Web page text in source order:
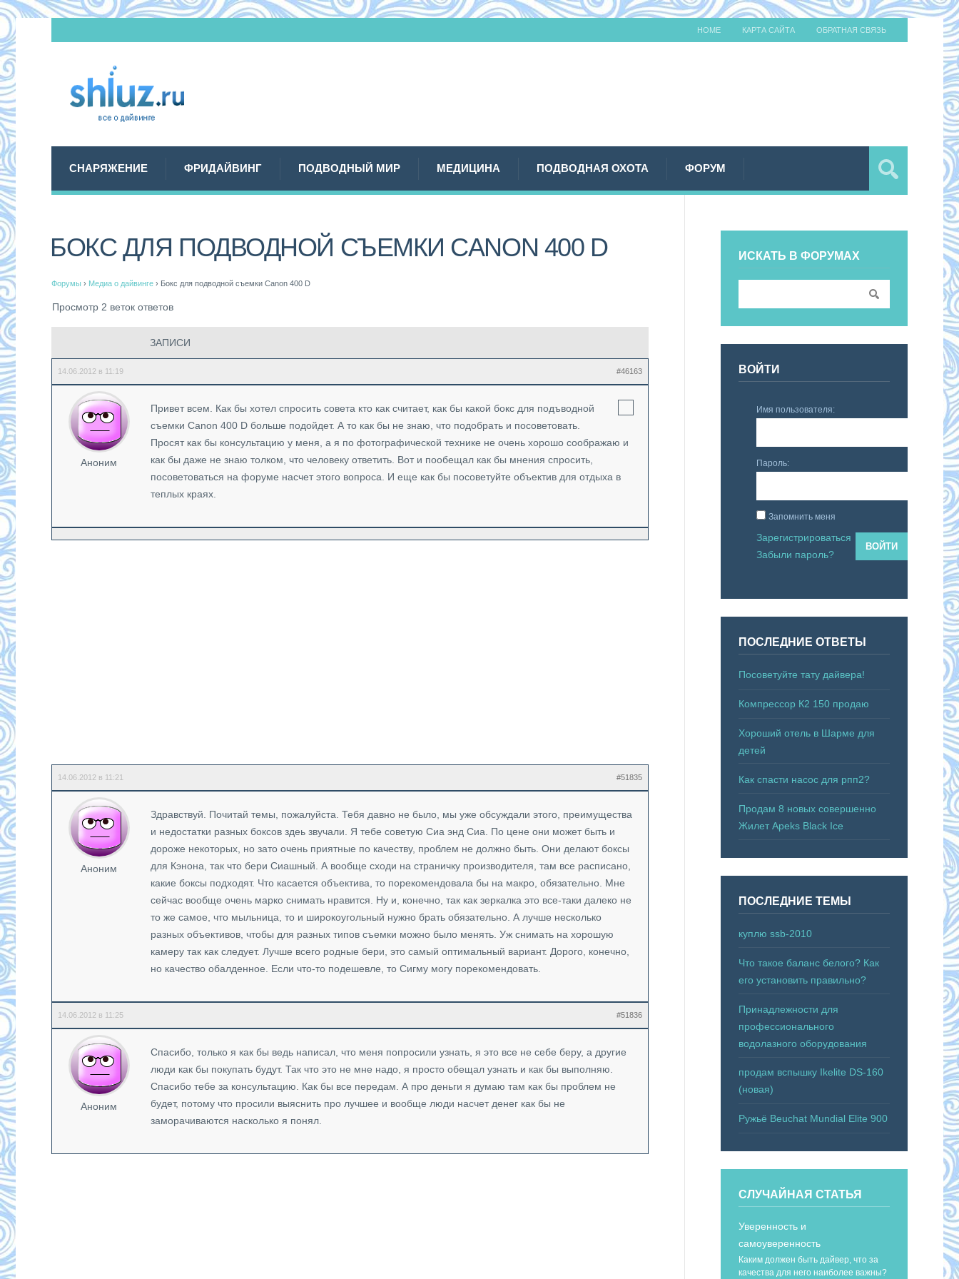
HOME КАРТА САЙТА ОБРАТНАЯ СВЯЗЬ
СНАРЯЖЕНИЕ ФРИДАЙВИНГ ПОДВОДНЫЙ МИР МЕДИЦИНА ПОДВОДНАЯ ОХОТА ФОРУМ
БОКС ДЛЯ ПОДВОДНОЙ СЪЕМКИ CANON 400 D
Форумы › Медиа о дайвинге › Бокс для подводной съемки Canon 400 D
Просмотр 2 веток ответов
ЗАПИСИ
14.06.2012 в 11:19 #46163
Аноним
Привет всем. Как бы хотел спросить совета кто как считает, как бы какой бокс для подъводной
съемки Canon 400 D больше подойдет. А то как бы не знаю, что подобрать и посоветовать.
Просят как бы консультацию у меня, а я по фотографической технике не очень хорошо соображаю и
как бы даже не знаю толком, что человеку ответить. Вот и пообещал как бы мнения спросить,
посоветоваться на форуме насчет этого вопроса. И еще как бы посоветуйте объектив для отдыха в
теплых краях.
14.06.2012 в 11:21 #51835
Аноним
Здравствуй. Почитай темы, пожалуйста. Тебя давно не было, мы уже обсуждали этого, преимущества
и недостатки разных боксов здеь звучали. Я тебе советую Сиа энд Сиа. По цене они может быть и
дороже некоторых, но зато очень приятные по качеству, проблем не должно быть. Они делают боксы
для Кэнона, так что бери Сиашный. А вообще сходи на страничку производителя, там все расписано,
какие боксы подходят. Что касается объектива, то порекомендовала бы на макро, обязательно. Мне
сейчас вообще очень марко снимать нравится. Ну и, конечно, так как зеркалка это все-таки далеко не
то же самое, что мыльница, то и широкоугольный нужно брать обязательно. А лучше несколько
разных объективов, чтобы для разных типов съемки можно было менять. Уж снимать на хорошую
камеру так как следует. Лучше всего родные бери, это самый оптимальный вариант. Дорого, конечно,
но качество обалденное. Если что-то подешевле, то Сигму могу порекомендовать.
14.06.2012 в 11:25 #51836
Аноним
Спасибо, только я как бы ведь написал, что меня попросили узнать, я это все не себе беру, а другие
люди как бы покупать будут. Так что это не мне надо, я просто обещал узнать и как бы выполняю.
Спасибо тебе за консультацию. Как бы все передам. А про деньги я думаю там как бы проблем не
будет, потому что просили выяснить про лучшее и вообще люди насчет денег как бы не
заморачиваются насколько я понял.
ИСКАТЬ В ФОРУМАХ
ВОЙТИ
Имя пользователя:
Пароль:
Запомнить меня
ВОЙТИ
Зарегистрироваться
Забыли пароль?
ПОСЛЕДНИЕ ОТВЕТЫ
Посоветуйте тату дайвера!
Компрессор К2 150 продаю
Хороший отель в Шарме для
детей
Как спасти насос для рпп2?
Продам 8 новых совершенно
Жилет Apeks Black Ice
ПОСЛЕДНИЕ ТЕМЫ
куплю ssb-2010
Что такое баланс белого? Как
его установить правильно?
Принадлежности для
профессионального
водолазного оборудования
продам вспышку Ikelite DS-160
(новая)
Ружьё Beuchat Mundial Elite 900
СЛУЧАЙНАЯ СТАТЬЯ
Уверенность и
самоуверенность
Каким должен быть дайвер, что за
качества для него наиболее важны?